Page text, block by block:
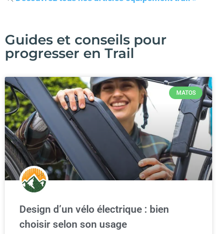
Guides et conseils pour
progresser en Trail
MATOS
Design d’un vélo électrique : bien
choisir selon son usage